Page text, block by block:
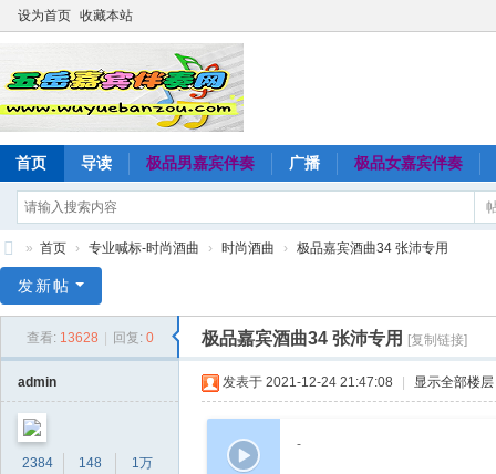
设为首页 收藏本站
首页 导读 极品男嘉宾伴奏 广播 极品女嘉宾伴奏
岳
» 首页 › 专业喊标-时尚酒曲 › 时尚酒曲 › 极品嘉宾酒曲34 张沛专用
发新帖
查看: 13628 回复: 0 极品嘉宾酒曲34 张沛专用 [复制链接]
admin
2384
148
1万
发表于 2021-12-24 21:47:08 显示全部楼层
-